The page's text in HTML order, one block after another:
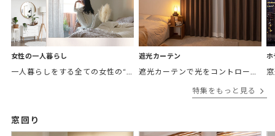
女性の一人暮らし 遮光カーテン
特集をもっと見る
窓回り